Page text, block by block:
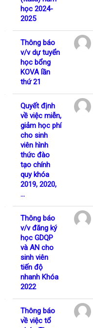
học 2024-
2025
Thông báo
v/v dự tuyển
học bổng
KOVA lần
thứ 21
Quyết định
về việc miễn,
giảm học phí
cho sinh
viên hình
thức đào
tạo chính
quy khóa
2019, 2020,
...
Thông báo
v/v đăng ký
học GDQP
và AN cho
sinh viên
tiến độ
nhanh Khóa
2022
Thông báo
về việc tổ